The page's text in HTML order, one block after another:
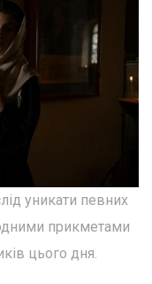
уникати певних
прикметами
цього дня.